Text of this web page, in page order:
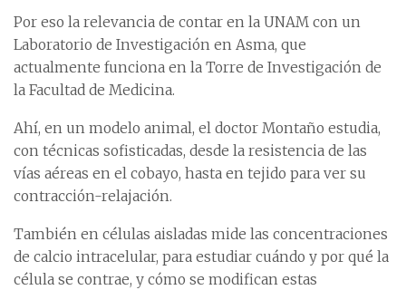
Por eso la relevancia de contar en la UNAM con un
Laboratorio de Investigación en Asma, que
actualmente funciona en la Torre de Investigación de
la Facultad de Medicina.
Ahí, en un modelo animal, el doctor Montaño estudia,
con técnicas sofisticadas, desde la resistencia de las
vías aéreas en el cobayo, hasta en tejido para ver su
contracción-relajación.
También en células aisladas mide las concentraciones
de calcio intracelular, para estudiar cuándo y por qué la
célula se contrae, y cómo se modifican estas